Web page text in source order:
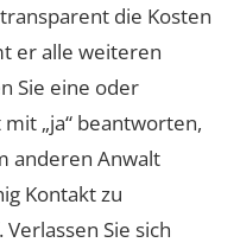
die Kosten
er alle weiteren
Sie eine oder
„ja“ beantworten,
anderen Anwalt
Kontakt zu
Sie sich